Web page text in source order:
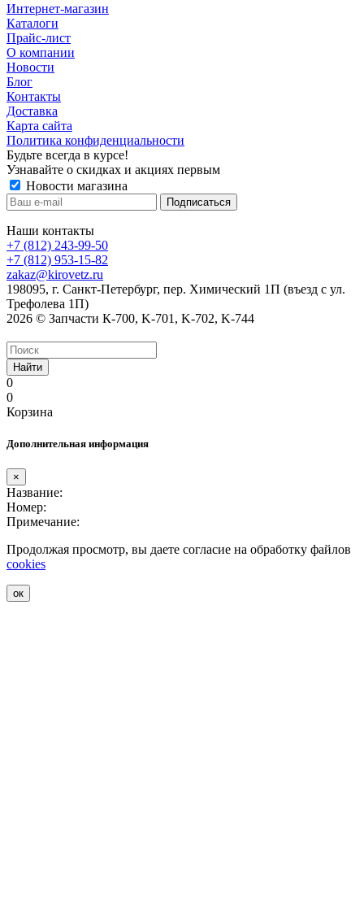
Интернет-магазин
Каталоги
Прайс-лист
О компании
Новости
Блог
Контакты
Доставка
Карта сайта
Политика конфиденциальности
Будьте всегда в курсе!
Узнавайте о скидках и акциях первым
Новости магазина
Наши контакты
+7 (812) 243-99-50
+7 (812) 953-15-82
zakaz@kirovetz.ru
198095, г. Санкт-Петербург, пер. Химический 1П (въезд с ул.
Трефолева 1П)
2026 © Запчасти К-700, K-701, K-702, K-744
Найти
0
0
Корзина
Дополнительная информация
×
Название:
Номер:
Примечание:
Продолжая просмотр, вы даете согласие на обработку файлов
cookies
ок